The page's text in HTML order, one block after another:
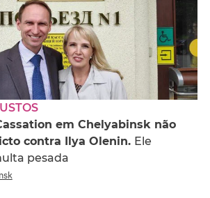
em Chelyabinsk não
contra Ilya Olenin. Ele
pesada